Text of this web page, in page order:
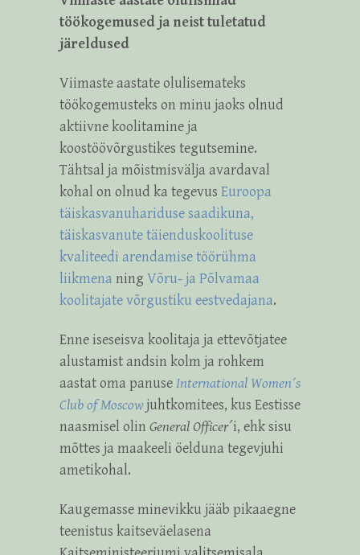
töökogemused ja neist tuletatud
järeldused
Viimaste aastate olulisemateks
töökogemusteks on minu jaoks olnud
aktiivne koolitamine ja
koostöövõrgustikes tegutsemine.
Tähtsal ja mõistmisvälja avardaval
kohal on olnud ka tegevus Euroopa
täiskasvanuhariduse saadikuna,
täiskasvanute täienduskoolituse
kvaliteedi arendamise töörühma
liikmena ning Võru- ja Põlvamaa
koolitajate võrgustiku eestvedajana.
Enne iseseisva koolitaja ja ettevõtjatee
alustamist andsin kolm ja rohkem
aastat oma panuseInternational Women´s
Club of Moscow juhtkomitees, kus Eestisse
naasmisel olin General Officer´i, ehk sisu
mõttes ja maakeeli öelduna tegevjuhi
ametikohal.
Kaugemasse minevikku jääb pikaaegne
teenistus kaitseväelasena